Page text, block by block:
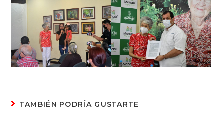
TAMBIÉN PODRÍA GUSTARTE